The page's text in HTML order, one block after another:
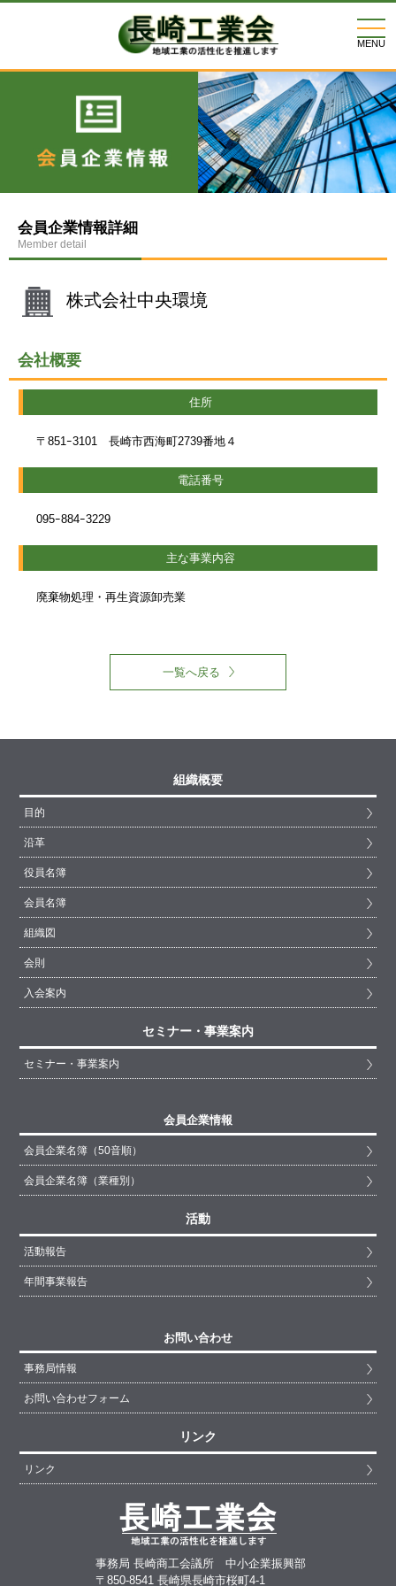
MENU
会員企業情報詳細
Member detail
株式会社中央環境
会社概要
住所
〒851ｰ3101 長崎市西海町2739番地４
電話番号
095ｰ884ｰ3229
主な事業内容
廃棄物処理・再生資源卸売業
一覧へ戻る
組織概要
目的
沿革
役員名簿
会員名簿
組織図
会則
入会案内
セミナー・事業案内
セミナー・事業案内
会員企業情報
会員企業名簿（50音順）
会員企業名簿（業種別）
活動
活動報告
年間事業報告
お問い合わせ
事務局情報
お問い合わせフォーム
リンク
リンク
事務局 長崎商工会議所 中小企業振興部
〒850-8541 長崎県長崎市桜町4-1